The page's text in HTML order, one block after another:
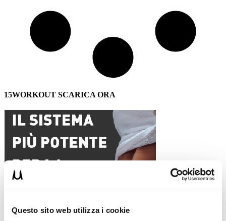
Questo sito web utilizza i cookie
15WORKOUT SCARICA ORA